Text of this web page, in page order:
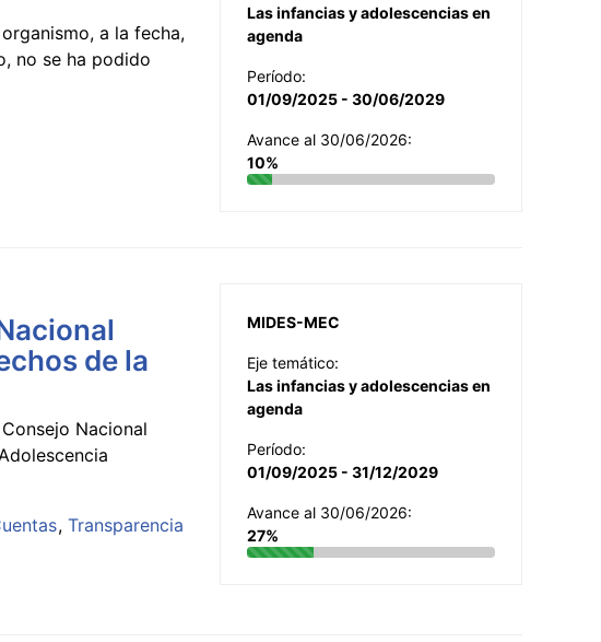
a la fecha,
no se ha podido
Las infancias y adolescencias en
agenda
Período:
01/09/2025 - 30/06/2029
Avance al 30/06/2026:
10%
de la
Nacional
Transparencia
MIDES-MEC
Eje temático:
Las infancias y adolescencias en
agenda
Período:
01/09/2025 - 31/12/2029
Avance al 30/06/2026:
27%